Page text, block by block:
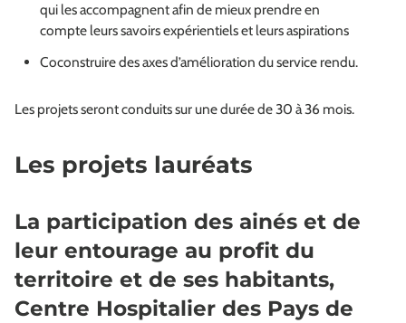
qui les accompagnent afin de mieux prendre en
compte leurs savoirs expérientiels et leurs aspirations
Coconstruire des axes d’amélioration du service rendu.
Les projets seront conduits sur une durée de 30 à 36 mois.
Les projets lauréats
La participation des ainés et de
leur entourage au profit du
territoire et de ses habitants,
Centre Hospitalier des Pays de